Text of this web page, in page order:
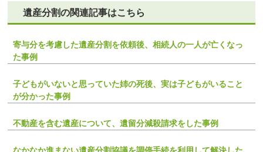
遺産分割の関連記事はこちら
寄与分を考慮した遺産分割を依頼後、相続人の一人が亡くなっ
た事例
子どもがいないと思っていた姉の死後、実は子どもがいること
が分かった事例
不動産を含む遺産について、遺留分減殺請求をした事例